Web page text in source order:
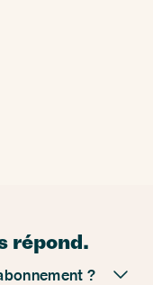
répond.
?